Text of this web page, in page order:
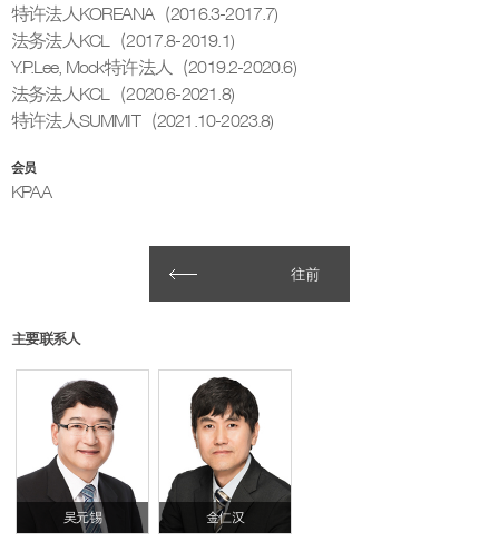
特许法人KOREANA（2016.3-2017.7)
法务法人KCL（2017.8-2019.1)
Y.P.Lee, Mock特许法人（2019.2-2020.6)
法务法人KCL（2020.6-2021.8)
特许法人SUMMIT（2021.10-2023.8)
会员
KPAA
往前
主要联系人
吴元锡 金仁汉